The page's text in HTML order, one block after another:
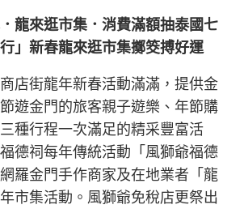
．龍來逛市集．消費滿額抽泰國七
」新春龍來逛市集擲筊搏好運
店街龍年新春活動滿滿，提供金
遊金門的旅客親子遊樂、年節購
種行程一次滿足的精采豐富活
德祠每年傳統活動「風獅爺福德
羅金門手作商家及在地業者「龍
市集活動。風獅爺免稅店更祭出